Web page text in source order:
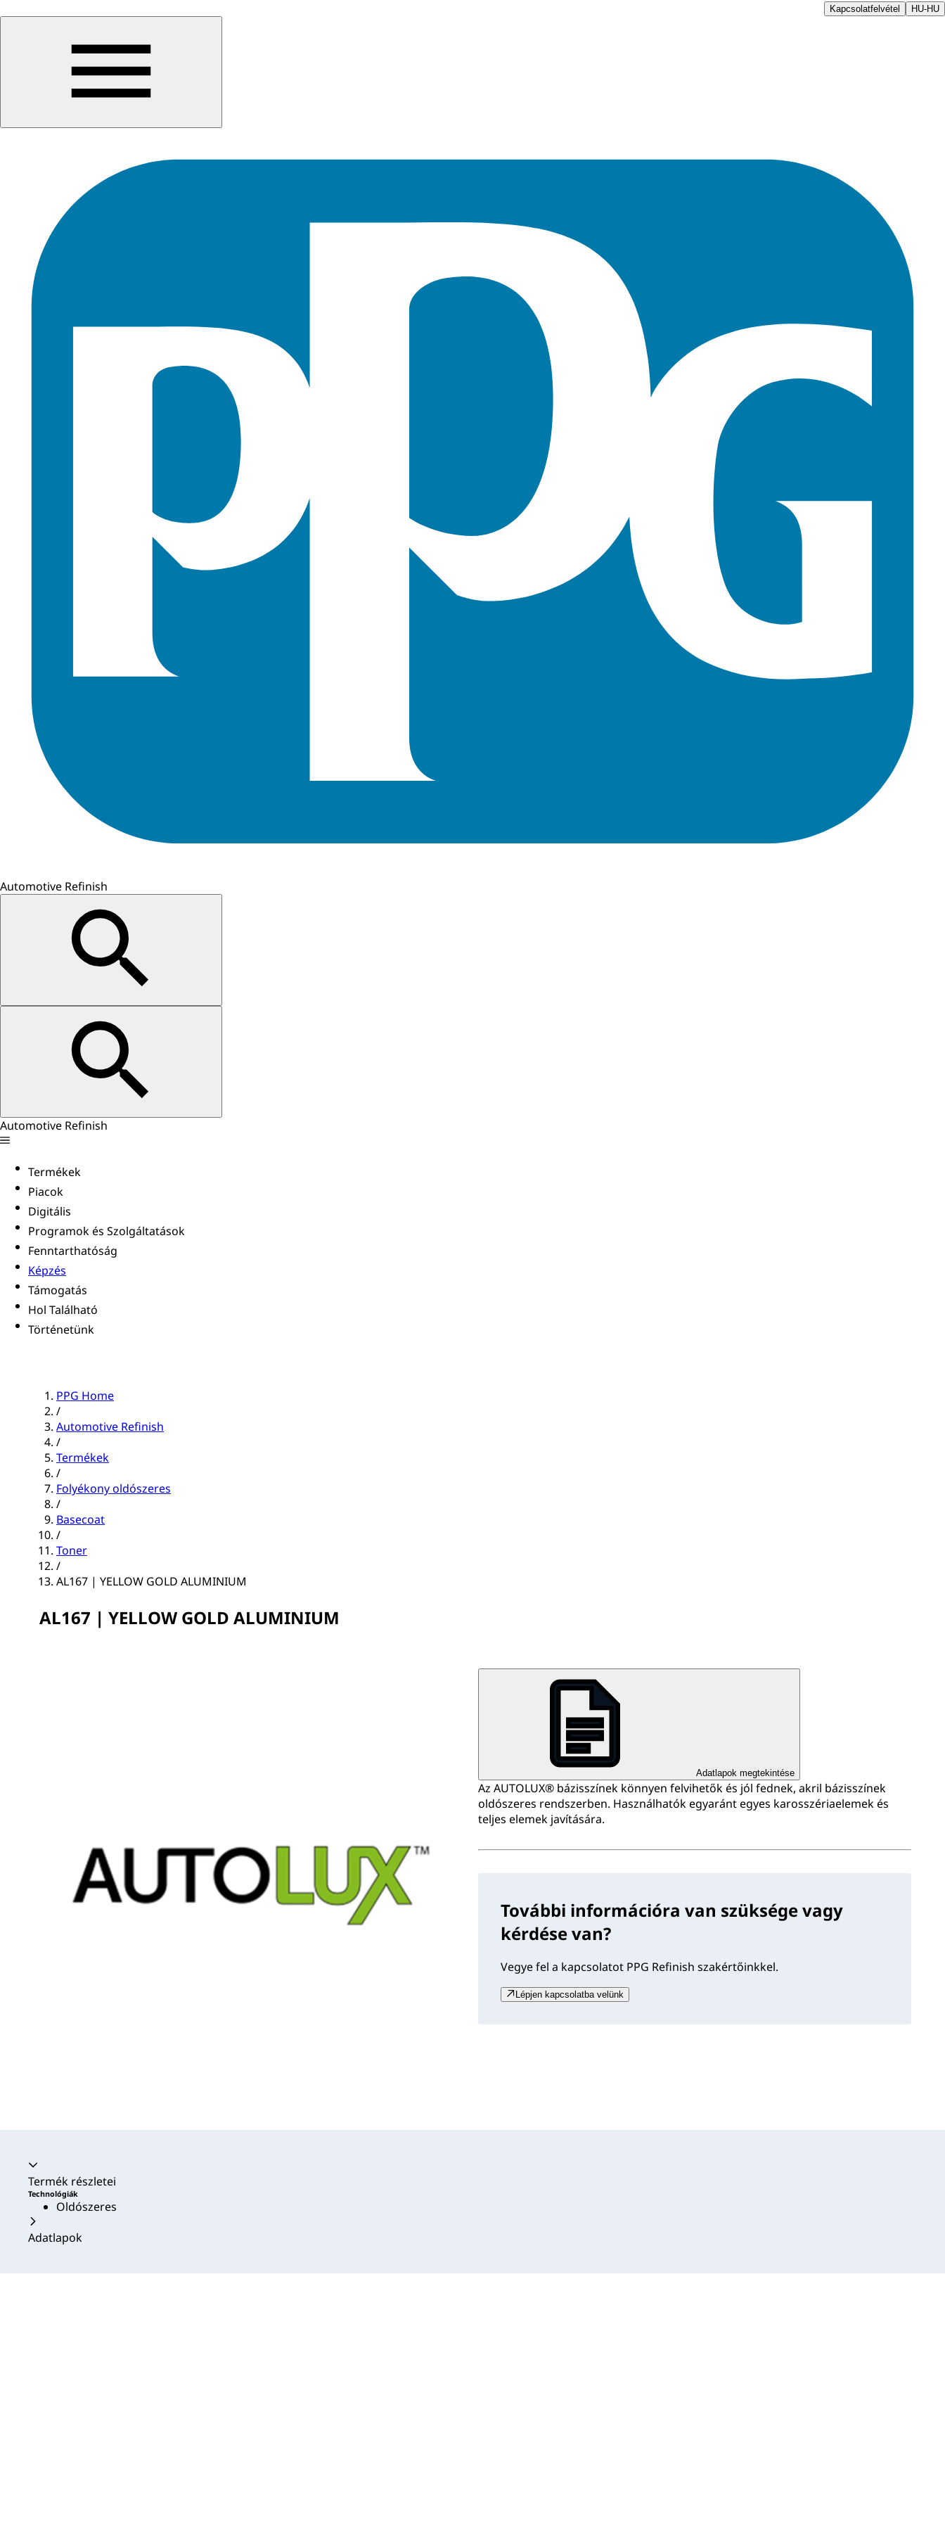
Kapcsolatfelvétel HU-HU
Automotive Refinish
Automotive Refinish
Termékek
Piacok
Digitális
Programok és Szolgáltatások
Fenntarthatóság
Képzés
Támogatás
Hol Található
Történetünk
PPG Home
/
Automotive Refinish
/
Termékek
/
Folyékony oldószeres
/
Basecoat
/
Toner
/
AL167 | YELLOW GOLD ALUMINIUM
AL167 | YELLOW GOLD ALUMINIUM
Adatlapok megtekintése
Az AUTOLUX® bázisszínek könnyen felvihetők és jól fednek, akril bázisszínek
oldószeres rendszerben. Használhatók egyaránt egyes karosszériaelemek és
teljes elemek javítására.
További információra van szüksége vagy
kérdése van?
Vegye fel a kapcsolatot PPG Refinish szakértőinkkel.
Lépjen kapcsolatba velünk
Akkordion összecsukva
Termék részletei
Technológiák
Oldószeres
Adatlapok